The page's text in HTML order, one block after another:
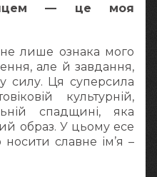
— це моя
лише ознака мого
але й завдання,
силу. Ця суперсила
культурній,
спадщині, яка
образ. У цьому есе
славне ім’я –